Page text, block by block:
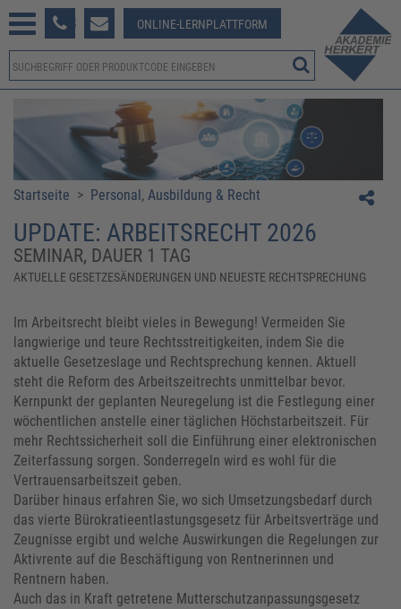
381-123 ONLINE-LERNPLATTFORM
Startseite > Personal, Ausbildung & Recht
UPDATE: ARBEITSRECHT 2026
SEMINAR, DAUER 1 TAG
AKTUELLE GESETZESÄNDERUNGEN UND NEUESTE RECHTSPRECHUNG
Im Arbeitsrecht bleibt vieles in Bewegung! Vermeiden Sie
langwierige und teure Rechtsstreitigkeiten, indem Sie die
aktuelle Gesetzeslage und Rechtsprechung kennen. Aktuell
steht die Reform des Arbeitszeitrechts unmittelbar bevor.
Kernpunkt der geplanten Neuregelung ist die Festlegung einer
wöchentlichen anstelle einer täglichen Höchstarbeitszeit. Für
mehr Rechtssicherheit soll die Einführung einer elektronischen
Zeiterfassung sorgen. Sonderregeln wird es wohl für die
Vertrauensarbeitszeit geben.
Darüber hinaus erfahren Sie, wo sich Umsetzungsbedarf durch
das vierte Bürokratieentlastungsgesetz für Arbeitsverträge und
Zeugnisse ergibt und welche Auswirkungen die Regelungen zur
Aktivrente auf die Beschäftigung von Rentnerinnen und
Rentnern haben.
Auch das in Kraft getretene Mutterschutzanpassungsgesetz